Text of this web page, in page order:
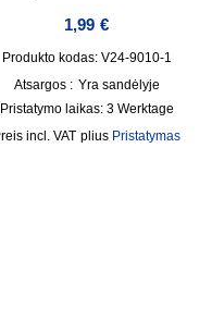
1,99 €
Produkto kodas: V24-9010-1
Atsargos : Yra sandėlyje
Pristatymo laikas: 3 Werktage
incl. VAT plius Pristatymas